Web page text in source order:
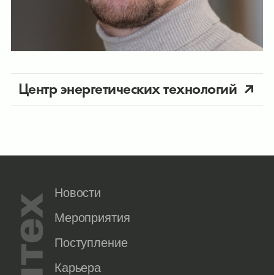
Центр энергетических технологий
Новости
Мероприятия
Поступление
Карьера